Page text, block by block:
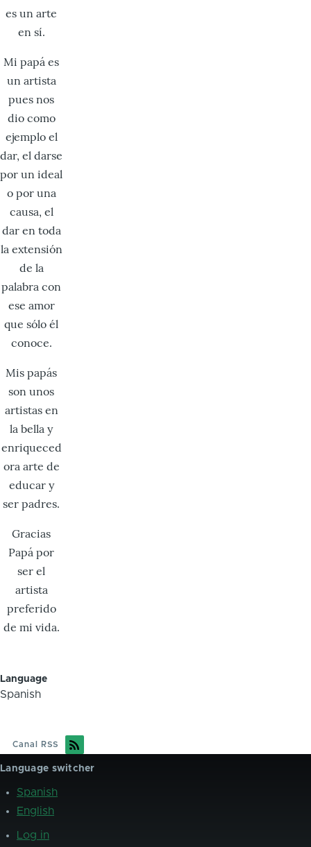
es un arte
en sí.
Mi papá es
un artista
pues nos
dio como
ejemplo el
dar, el darse
por un ideal
o por una
causa, el
dar en toda
la ex­tensión
de la
palabra con
ese amor
que sólo él
conoce.
Mis papás
son unos
artistas en
la bella y
enriqueced
ora arte de
educar y
ser padres.
Gracias
Papá por
ser el
artista
preferido
de mi vida.
Language
Spanish
Canal RSS
Language switcher
Spanish
English
UserLog in